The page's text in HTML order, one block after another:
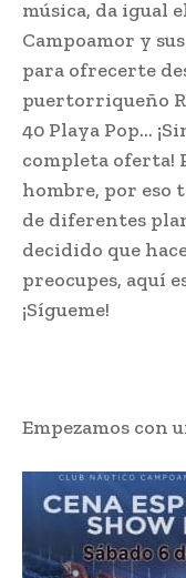
música, da igual
Campoamor y
para ofrecerte
puertorriqueño
40 Playa Pop…
completa oferta!
hombre, por eso
de diferentes
decidido que
preocupes, aquí
¡Sígueme!
Empezamos con